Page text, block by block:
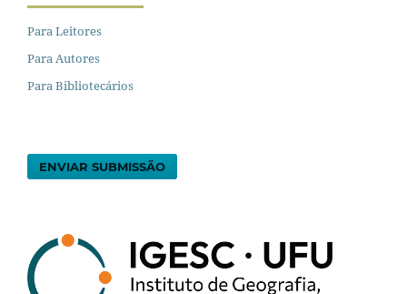
Para Leitores
Para Autores
Para Bibliotecários
ENVIAR SUBMISSÃO